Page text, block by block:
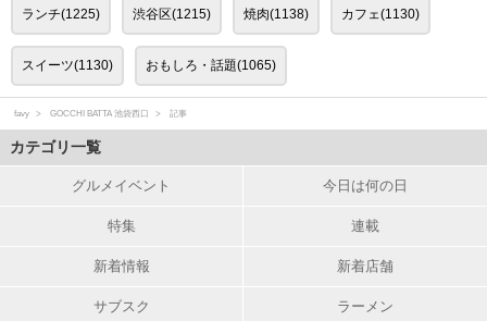
ランチ(1225) 渋谷区(1215) 焼肉(1138) カフェ(1130)
スイーツ(1130) おもしろ・話題(1065)
favy GOCCHI BATTA 池袋西口 記事
カテゴリ一覧
グルメイベント 今日は何の日
特集 連載
新着情報 新着店舗
サブスク ラーメン